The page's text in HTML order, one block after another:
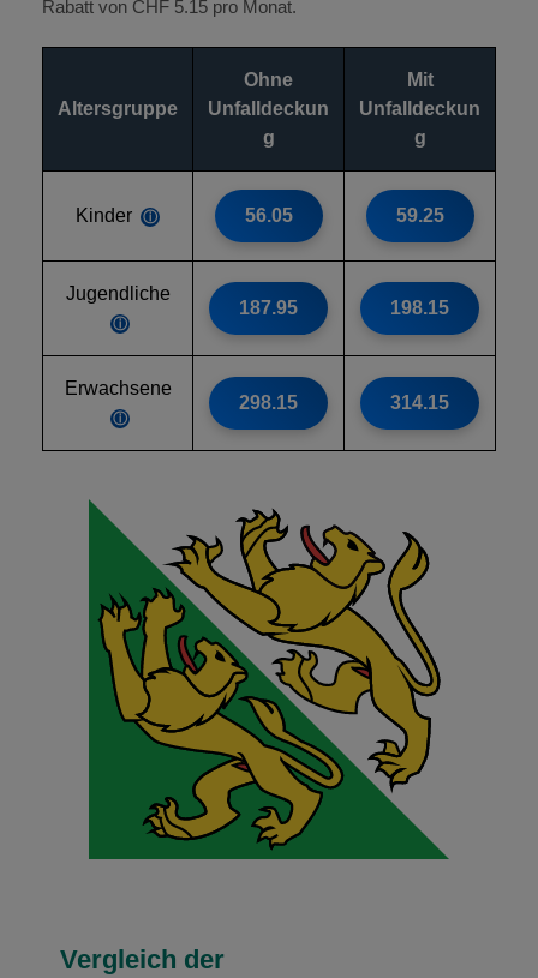
Rabatt von CHF 5.15 pro Monat.
Altersgruppe
Ohne
Unfalldeckun
g
Mit
Unfalldeckun
g
Kinder ⓘ 56.05 59.25
Jugendliche
ⓘ
187.95 198.15
Erwachsene
ⓘ
298.15 314.15
Vergleich der